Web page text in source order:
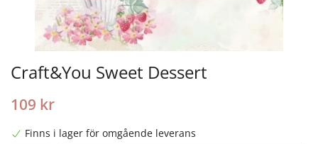
Craft&You Sweet Dessert
109 kr
Finns i lager för omgående leverans